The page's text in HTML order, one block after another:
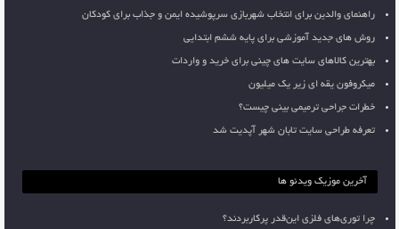
راهنمای والدین برای انتخاب شهربازی سرپوشیده ایمن و جذاب برای کودکان
روش های جدید آموزشی برای پایه ششم ابتدایی
بهترین کالاهای سایت های چینی برای خرید و واردات
میکروفون یقه ای زیر یک میلیون
خطرات جراحی ترمیمی بینی چیست؟
تعرفه طراحی سایت تابان شهر آپدیت شد
آخرین موزیک ویدئو ها
چرا توری‌های فلزی این‌قدر پرکاربردند؟